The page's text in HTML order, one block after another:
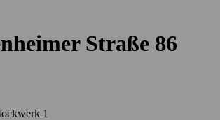
Straße 86
1